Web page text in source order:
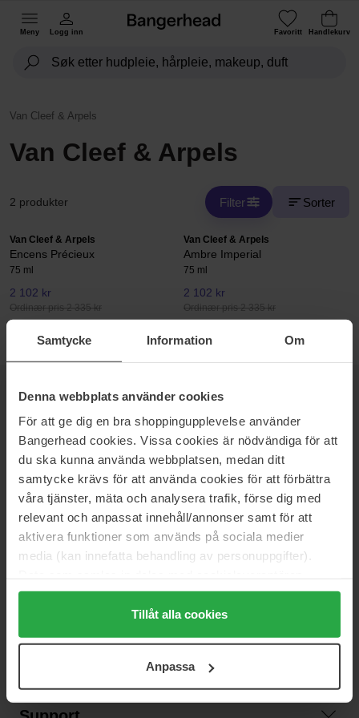
Samtycke Information Om
Denna webbplats använder cookies
För att ge dig en bra shoppingupplevelse använder
Bangerhead cookies. Vissa cookies är nödvändiga för att
du ska kunna använda webbplatsen, medan ditt
samtycke krävs för att använda cookies för att förbättra
våra tjänster, mäta och analysera trafik, förse dig med
relevant och anpassat innehåll/annonser samt för att
aktivera funktioner som används på sociala medier
media (kan innefatta behandling av personuppgifter).
Genom att trycka på "Tillåt alla cookies" accepterar du
alla cookies, medan du under "Detaljer" kan anpassa
användningen av cookies. Du kan när som helst återkalla
samt vår Integritetspolicy.
Tillåt alla cookies
Anpassa
Meny Logg inn Favoritt Handlekurv
Van Cleef & Arpels
Van Cleef & Arpels
2 produkter Filter Sorter
Van Cleef & Arpels
Encens Précieux
75 ml
2 102 kr
Ordinær pris 2 335 kr
Van Cleef & Arpels
Ambre Imperial
75 ml
2 102 kr
Ordinær pris 2 335 kr
NYHETSBREVVÆR FØRST UTE
Vil du få de beste beauty-nyhetene rett i innboksen? Vi gir deg
de siste trendene, tipsene og eksklusive tilbud!
SIKKER BETALING